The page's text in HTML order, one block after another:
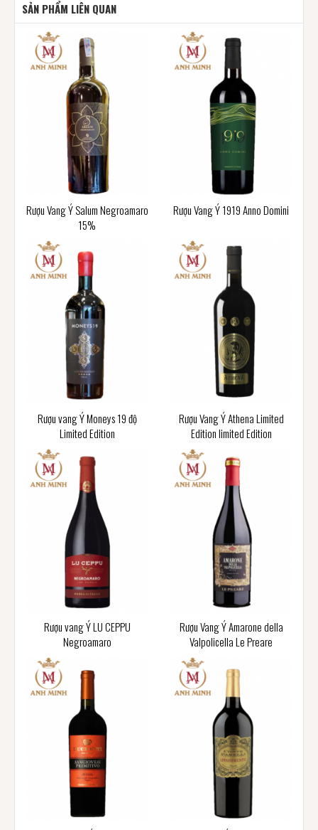
SẢN PHẨM LIÊN QUAN
Rượu Vang Ý Salum Negroamaro
15%
Rượu Vang Ý 1919 Anno Domini
Rượu vang Ý Moneys 19 độ
Limited Edition
Rượu Vang Ý Athena Limited
Edition limited Edition
Rượu vang Ý LU CEPPU
Negroamaro
Rượu Vang Ý Amarone della
Valpolicella Le Preare